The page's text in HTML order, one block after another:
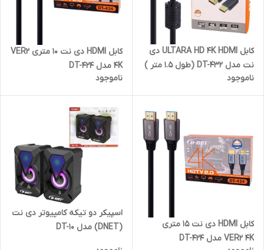
کابل ULTARA HD 4K HDMI دی
نت مدل DT-432 (طول 1.5 متر )
با گارانتی 6 ماهه دی نت
ناموجود
کابل HDMI دی نت 10 متری VER2
4K مدل DT-424
ناموجود
کابل HDMI دی نت 15 متری
VER2 4K مدل DT-424
اسپیکر دو تیکه کامپیوتر دی نت
(DNET) مدل DT-10